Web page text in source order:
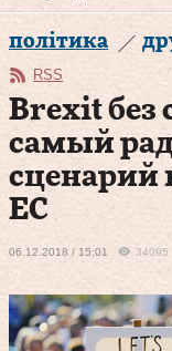
політика
RSS
Brexit без
самый
сценарий
ЕС
06.12.2018 / 15:01 34095